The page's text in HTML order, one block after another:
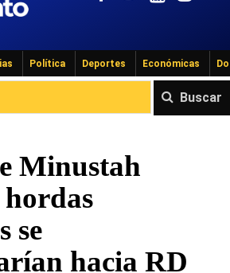
Política Deportes Económicas
Buscar
Minustah
se
hacia RD